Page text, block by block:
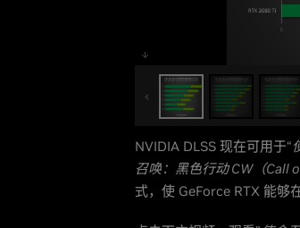
NVIDIA DLSS 现在可用于“
召唤：黑色行动 CW（Call
式，使 GeForce RTX 能够